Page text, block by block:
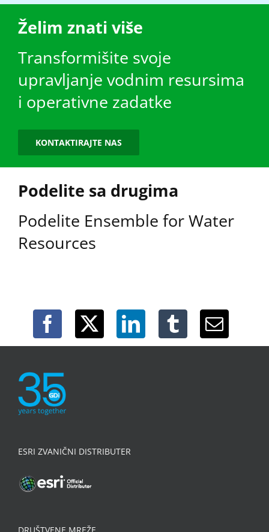
Želim znati više
Transformišite svoje
upravljanje vodnim resursima
i operativne zadatke
KONTAKTIRAJTE NAS
Podelite sa drugima
Podelite Ensemble for Water
Resources
ESRI ZVANIČNI DISTRIBUTER